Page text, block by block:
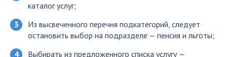
каталог услуг;
Из высвеченного перечня подкатегорий, следует
остановить выбор на подразделе — пенсия и льготы;
Выбирать из предложенного списка услугу —